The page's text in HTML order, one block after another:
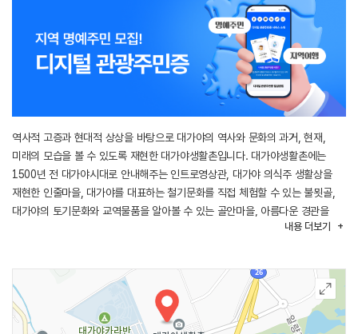
역사적 고증과 현대적 상상을 바탕으로 대가야의 역사와 문화의 과거, 현재,
미래의 모습을 볼 수 있도록 재현한 대가야생활촌입니다. 대가야생활촌에는
1500년 전 대가야시대로 안내해주는 인트로영상관, 대가야 의식주 생활상을
재현한 인줄마을, 대가야를 대표하는 철기문화를 직접 체험할 수 있는 불묏골,
대가야의 토기문화와 교역물품을 알아볼 수 있는 골안마을, 아름다운 경관을
감상할 수 있는 상가라도못, 짚라인을 즐길 수 있는 놀이터가 있는 메나릿골,
원정선 하지호에 승선할 수 있는 주산성전시관, 기와마을과 초가마을로
이루어진 숙박시설 한기촌 등이 있어 학습체험과 관광숙박을 한 곳에서 즐길 수
있다.
내용 더보기